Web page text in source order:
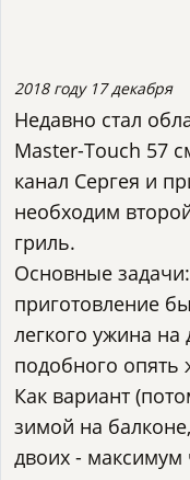
2018 году 17 декабря
Недавно стал
Master-Touch 57
канал Сергея и
необходим
гриль.
Основные
приготовление
легкого ужина
подобного опять
Как вариант
зимой на
двоих - максимум